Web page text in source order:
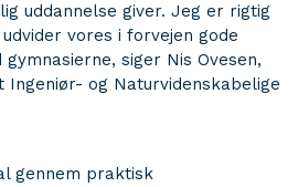
uddannelse giver. Jeg er rigtig
vores i forvejen gode
siger Nis Ovesen,
Ingeniør- og Naturvidenskabelige
gennem praktisk